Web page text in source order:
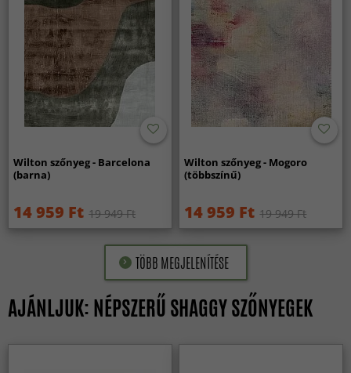
Wilton szőnyeg - Barcelona
(barna)
14 959 Ft 19 949 Ft
Wilton szőnyeg - Mogoro
(többszínű)
14 959 Ft 19 949 Ft
TÖBB MEGJELENÍTÉSE
AJÁNLJUK: NÉPSZERŰ SHAGGY SZŐNYEGEK